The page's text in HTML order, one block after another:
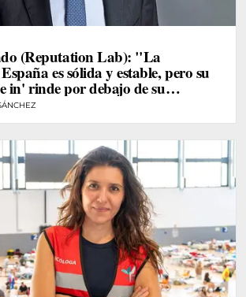
(Reputation Lab): "La
es sólida y estable, pero su
in' rinde por debajo de su